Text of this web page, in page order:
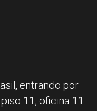
entrando por
11, oficina 11